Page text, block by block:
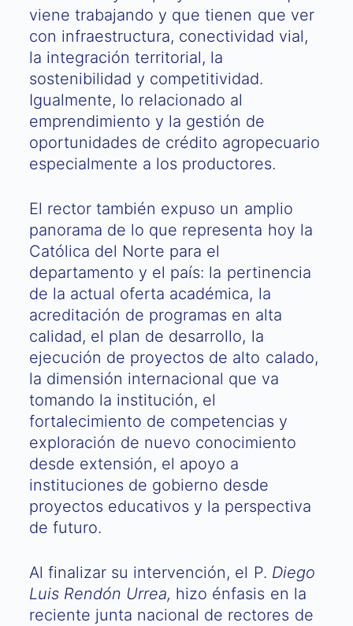
viene trabajando y que tienen que ver
con infraestructura, conectividad vial,
la integración territorial, la
sostenibilidad y competitividad.
Igualmente, lo relacionado al
emprendimiento y la gestión de
oportunidades de crédito agropecuario
especialmente a los productores.
El rector también expuso un amplio
panorama de lo que representa hoy la
Católica del Norte para el
departamento y el país: la pertinencia
de la actual oferta académica, la
acreditación de programas en alta
calidad, el plan de desarrollo, la
ejecución de proyectos de alto calado,
la dimensión internacional que va
tomando la institución, el
fortalecimiento de competencias y
exploración de nuevo conocimiento
desde extensión, el apoyo a
instituciones de gobierno desde
proyectos educativos y la perspectiva
de futuro.
Al finalizar su intervención, el P. Diego
Luis Rendón Urrea, hizo énfasis en la
reciente junta nacional de rectores de